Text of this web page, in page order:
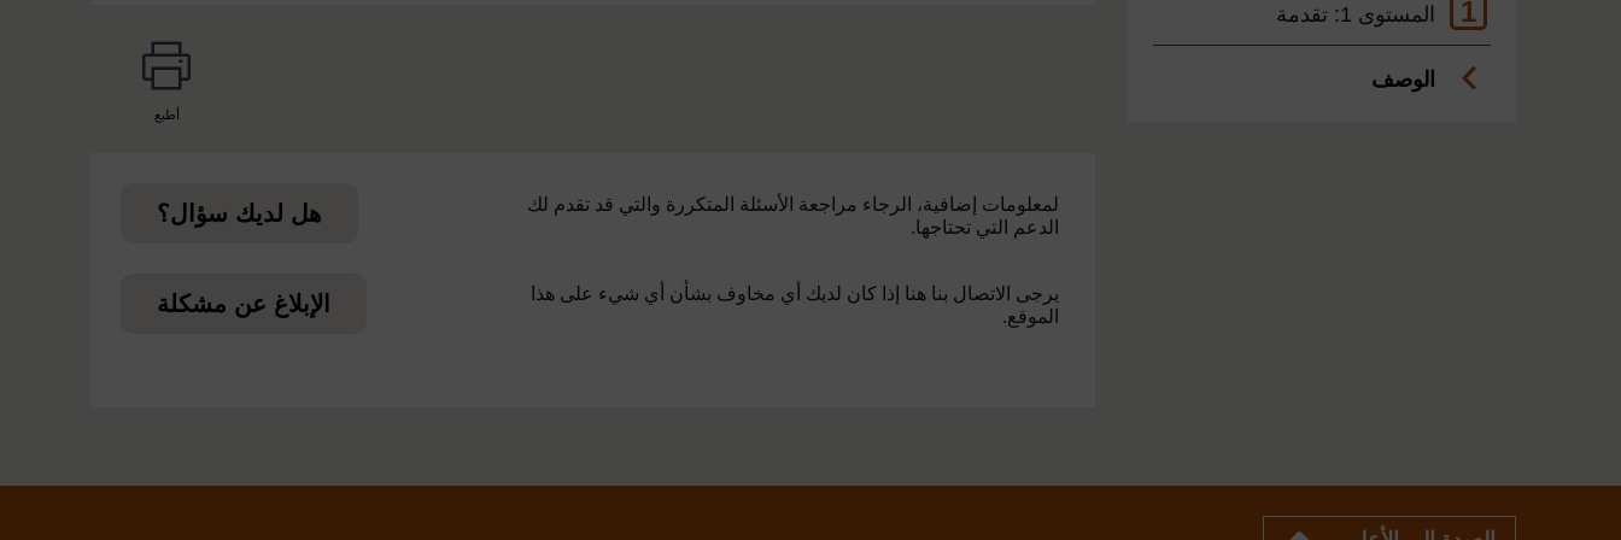
1 المستوى 1: تقدمة
الوصف
أطبع
لمعلومات إضافية، الرجاء مراجعة الأسئلة المتكررة والتي قد تقدم لك
الدعم التي تحتاجها.
هل لديك سؤال؟
يرجى الاتصال بنا هنا إذا كان لديك أي مخاوف بشأن أي شيء على هذا
الموقع.
الإبلاغ عن مشكلة